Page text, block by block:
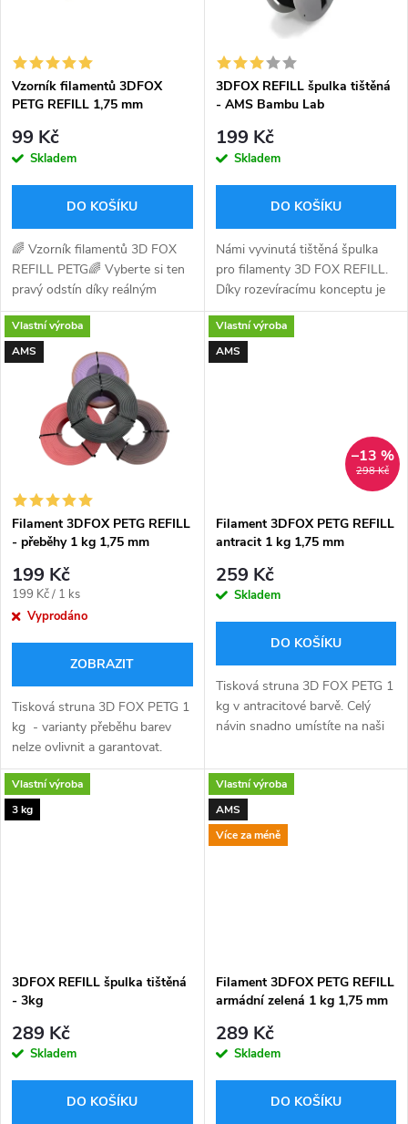
í
p
r
o
d
u
k
t
s
p
r
d
u
k
Vzorník filamentů 3DFOX
PETG REFILL 1,75 mm
99 Kč
Skladem
DO KOŠÍKU
🌈 Vzorník filamentů 3D FOX
REFILL PETG🌈 Vyberte si ten
pravý odstín díky reálným
vzorkům z vytištěných destiček!
🎨✨ Objevte skutečné barvy
přímo na fyzických ukázkách,
které vám...
3DFOX REFILL špulka tištěná
- AMS Bambu Lab
199 Kč
Skladem
DO KOŠÍKU
Námi vyvinutá tištěná špulka
pro filamenty 3D FOX REFILL.
Díky rozevíracímu konceptu je
špulka opakovaně použitelná,
bez nutnosti likvidace. Konec
skladování použitých špulek. ♻️
Vlastní výroba
AMS
Filament 3DFOX PETG REFILL
- přeběhy 1 kg 1,75 mm
199 Kč
Měrná
cena:
199 Kč / 1 ks
Vyprodáno
ZOBRAZIT
Tisková struna 3D FOX PETG 1
kg - varianty přeběhu barev
nelze ovlivnit a garantovat.
Celý návin snadno umístíte na
naši tištěnou 3D FOX refill
špulku kompatibilní s...
Vlastní výroba
AMS
298 Kč
–13 %
Filament 3DFOX PETG REFILL
antracit 1 kg 1,75 mm
259 Kč
Skladem
DO KOŠÍKU
Tisková struna 3D FOX PETG 1
kg v antracitové barvě. Celý
návin snadno umístíte na naši
kompatibilní s AMS (viz níže).
Dodáváno v ekologickém...
Vlastní výroba
3 kg
3DFOX REFILL špulka tištěná
- 3kg
289 Kč
Skladem
DO KOŠÍKU
Vlastní výroba
AMS
Více za méně
Filament 3DFOX PETG REFILL
armádní zelená 1 kg 1,75 mm
289 Kč
Skladem
DO KOŠÍKU